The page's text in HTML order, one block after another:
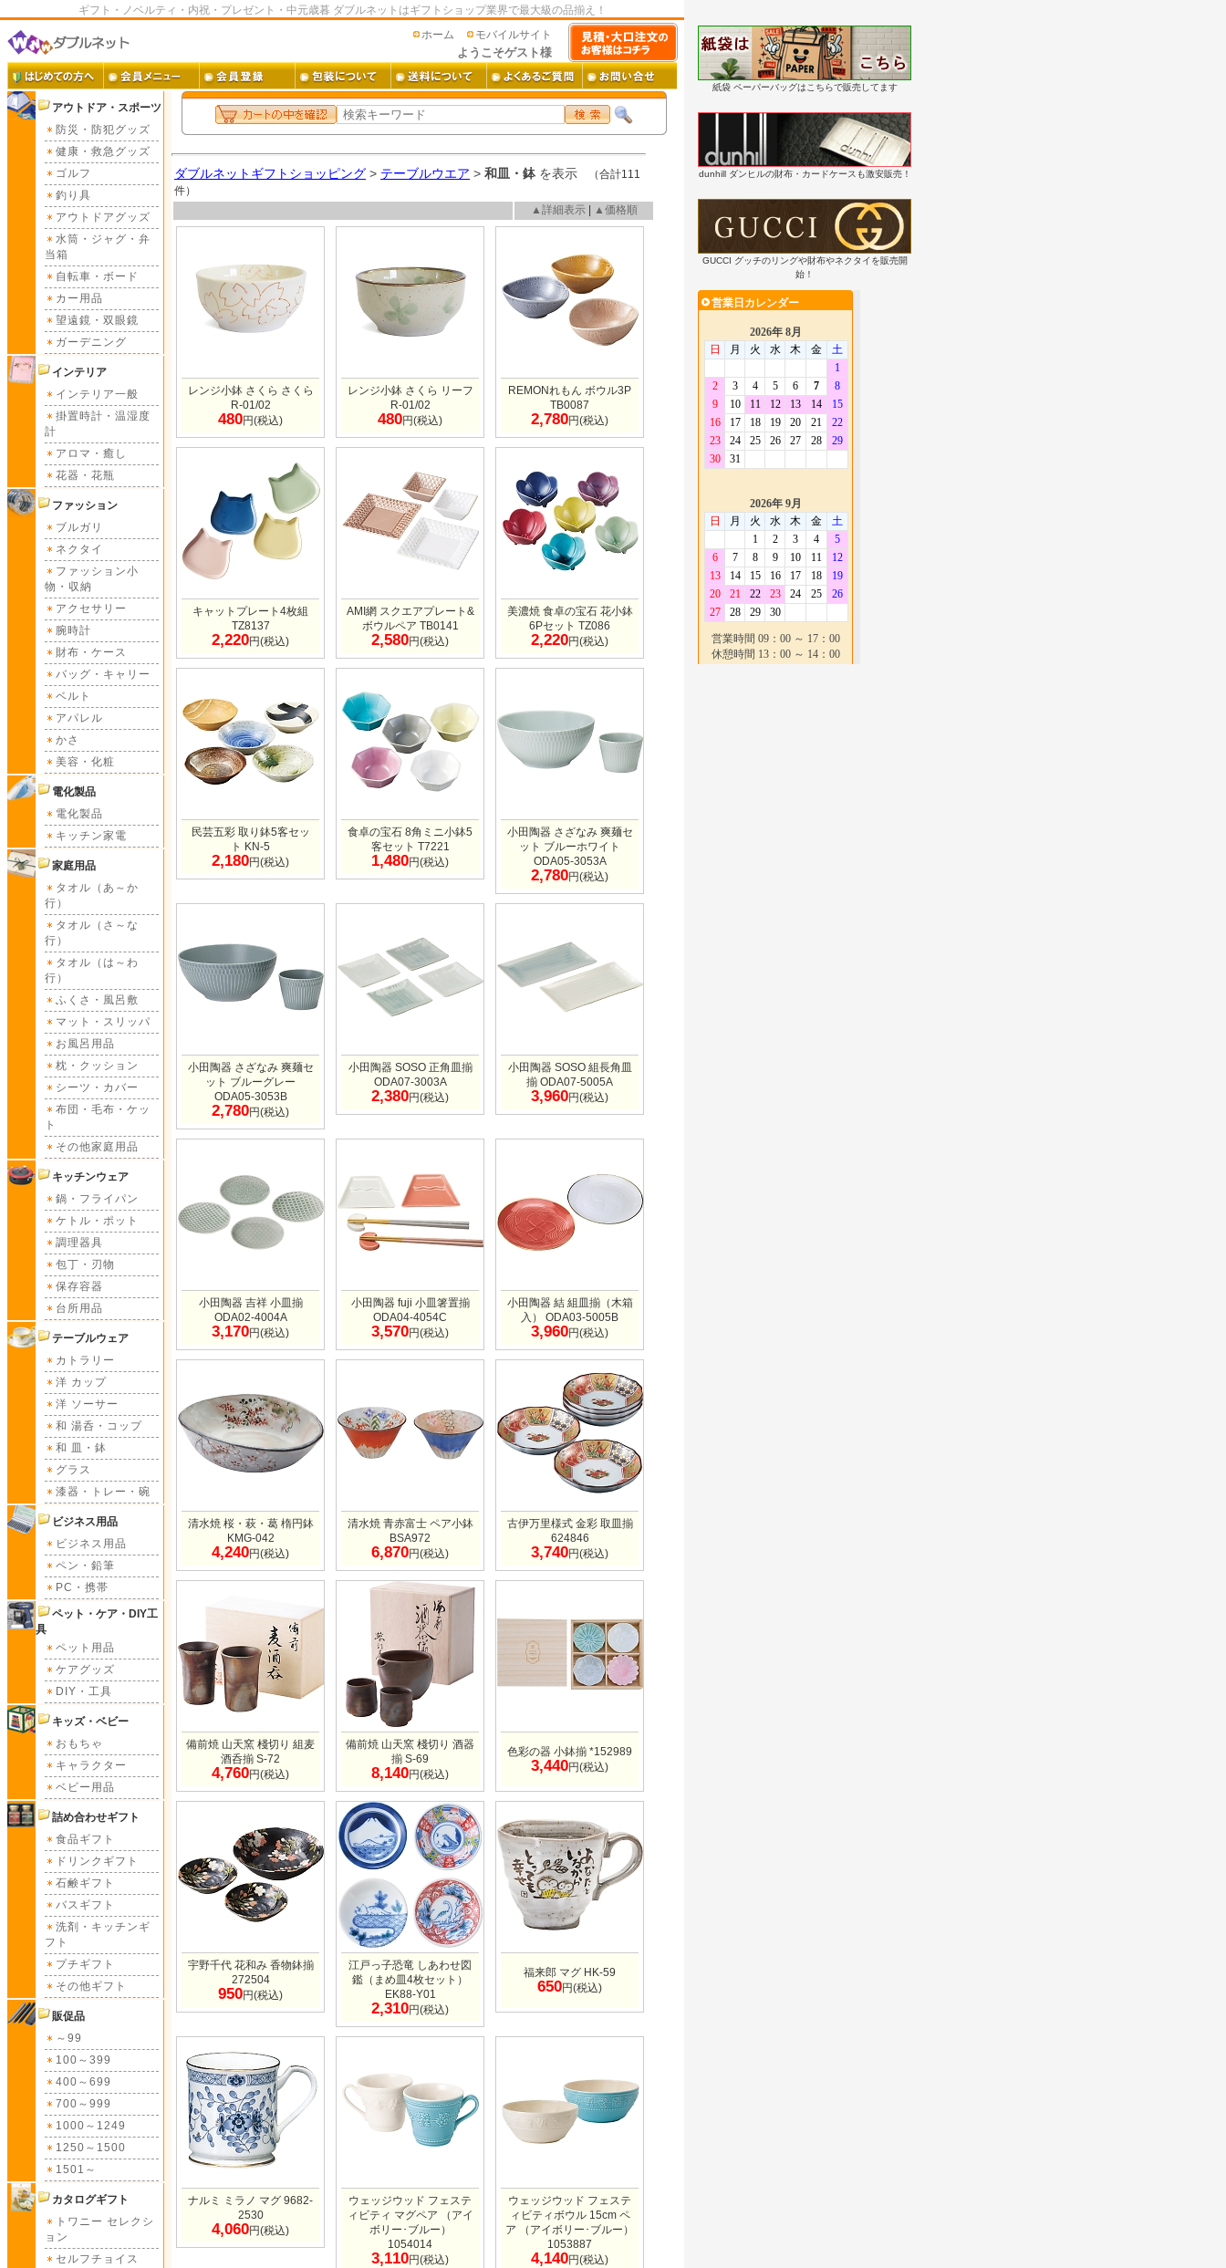
ギフト・ノベルティ・内祝・プレゼント・中元歳暮 ダブルネットはギフトショップ業界で最大級の品揃え！
ホーム
モバイルサイト
アウトドア・スポーツ
防災・防犯グッズ
健康・救急グッズ
ゴルフ
釣り具
アウトドアグッズ
水筒・ジャグ・弁
当箱
自転車・ボード
カー用品
望遠鏡・双眼鏡
ガーデニング
インテリア
インテリア一般
掛置時計・温湿度
計
アロマ・癒し
花器・花瓶
ファッション
ブルガリ
ネクタイ
ファッション小
物・収納
アクセサリー
腕時計
財布・ケース
バッグ・キャリー
ベルト
アパレル
かさ
美容・化粧
電化製品
電化製品
キッチン家電
家庭用品
タオル（あ～か
行）
タオル（さ～な
行）
タオル（は～わ
行）
ふくさ・風呂敷
マット・スリッパ
お風呂用品
枕・クッション
シーツ・カバー
布団・毛布・ケッ
ト
その他家庭用品
キッチンウェア
鍋・フライパン
ケトル・ポット
調理器具
包丁・刃物
保存容器
台所用品
テーブルウェア
カトラリー
洋 カップ
洋 ソーサー
和 湯呑・コップ
和 皿・鉢
グラス
漆器・トレー・碗
ビジネス用品
ビジネス用品
ペン・鉛筆
PC・携帯
ペット・ケア・DIY工
具
ペット用品
ケアグッズ
DIY・工具
キッズ・ベビー
おもちゃ
キャラクター
ベビー用品
詰め合わせギフト
食品ギフト
ドリンクギフト
石鹸ギフト
バスギフト
洗剤・キッチンギ
フト
プチギフト
その他ギフト
販促品
～99
100～399
400～699
700～999
1000～1249
1250～1500
1501～
カタログギフト
トワニー セレクシ
ョン
セルフチョイス
ようこそゲスト様
ダブルネットギフトショッピング > テーブルウエア > 和皿・鉢 を表示 （合計111
件）
▲詳細表示| ▲価格順
レンジ小鉢 さくら さくら
R-01/02
480円(税込)
レンジ小鉢 さくら リーフ
R-01/02
480円(税込)
REMONれもん ボウル3P
TB0087
2,780円(税込)
キャットプレート4枚組
TZ8137
2,220円(税込)
AMI網 スクエアプレート&
ボウルペア TB0141
2,580円(税込)
美濃焼 食卓の宝石 花小鉢
6Pセット TZ086
2,220円(税込)
民芸五彩 取り鉢5客セッ
ト KN-5
2,180円(税込)
食卓の宝石 8角ミニ小鉢5
客セット T7221
1,480円(税込)
小田陶器 さざなみ 爽麺セ
ット ブルーホワイト
ODA05-3053A
2,780円(税込)
小田陶器 さざなみ 爽麺セ
ット ブルーグレー
ODA05-3053B
2,780円(税込)
小田陶器 SOSO 正角皿揃
ODA07-3003A
2,380円(税込)
小田陶器 SOSO 組長角皿
揃 ODA07-5005A
3,960円(税込)
小田陶器 吉祥 小皿揃
ODA02-4004A
3,170円(税込)
小田陶器 fuji 小皿箸置揃
ODA04-4054C
3,570円(税込)
小田陶器 結 組皿揃（木箱
入） ODA03-5005B
3,960円(税込)
清水焼 桜・萩・葛 楕円鉢
KMG-042
4,240円(税込)
清水焼 青赤富士 ペア小鉢
BSA972
6,870円(税込)
古伊万里様式 金彩 取皿揃
624846
3,740円(税込)
備前焼 山天窯 棧切り 組麦
酒呑揃 S-72
4,760円(税込)
備前焼 山天窯 棧切り 酒器
揃 S-69
8,140円(税込)
色彩の器 小鉢揃 *152989
3,440円(税込)
宇野千代 花和み 香物鉢揃
272504
950円(税込)
江戸っ子恐竜 しあわせ図
鑑（まめ皿4枚セット）
EK88-Y01
2,310円(税込)
福来郎 マグ HK-59
650円(税込)
ナルミ ミラノ マグ 9682-
2530
4,060円(税込)
ウェッジウッド フェステ
ィビティ マグペア （アイ
ボリー･ブルー）
1054014
3,110円(税込)
ウェッジウッド フェステ
ィビティボウル 15cm ペ
ア （アイボリー･ブルー）
1053887
4,140円(税込)
紙袋 ペーパーバッグはこちらで販売してます
dunhill ダンヒルの財布・カードケースも激安販売！
GUCCI グッチのリングや財布やネクタイを販売開
始！